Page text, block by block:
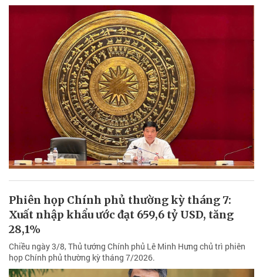
Phiên họp Chính phủ thường kỳ tháng 7:
Xuất nhập khẩu ước đạt 659,6 tỷ USD, tăng
28,1%
Chiều ngày 3/8, Thủ tướng Chính phủ Lê Minh Hưng chủ trì phiên
họp Chính phủ thường kỳ tháng 7/2026.